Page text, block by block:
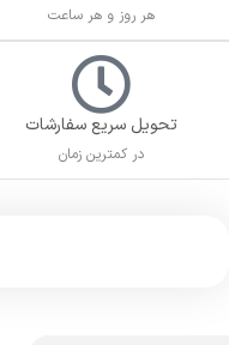
هر روز و هر ساعت
تحویل سریع سفارشات
در کمترین زمان